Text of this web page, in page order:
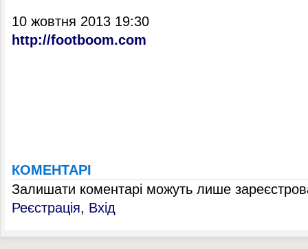
10 жовтня 2013 19:30
http://footboom.com
КОМЕНТАРІ
Залишати коментарі можуть лише
Реєстрація, Вхід